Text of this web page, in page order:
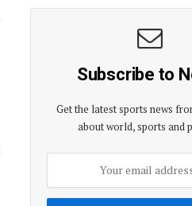
Subscribe to
Get the latest sports news
about world, sports and